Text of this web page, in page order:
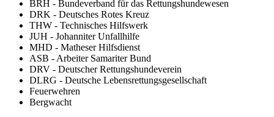
BRH - Bundeverband für das Rettungshundewesen
DRK - Deutsches Rotes Kreuz
THW - Technisches Hilfswerk
JUH - Johanniter Unfallhilfe
MHD - Matheser Hilfsdienst
ASB - Arbeiter Samariter Bund
DRV - Deutscher Rettungshundeverein
DLRG - Deutsche Lebensrettungsgesellschaft
Feuerwehren
Bergwacht